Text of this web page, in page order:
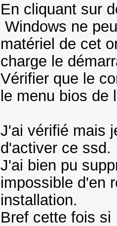
En cliquant sur
Windows ne
matériel de cet
charge le
Vérifier que le
le menu bios de
J'ai vérifié mais
d'activer ce
J'ai bien pu
impossible d'en
installation.
Bref cette fois